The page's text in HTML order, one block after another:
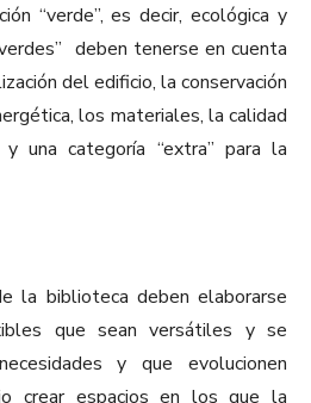
“verde”, es decir, ecológica y
deben tenerse en cuenta
del edificio, la conservación
los materiales, la calidad
una categoría “extra” para la
la biblioteca deben elaborarse
que sean versátiles y se
y que evolucionen
crear espacios en los que la